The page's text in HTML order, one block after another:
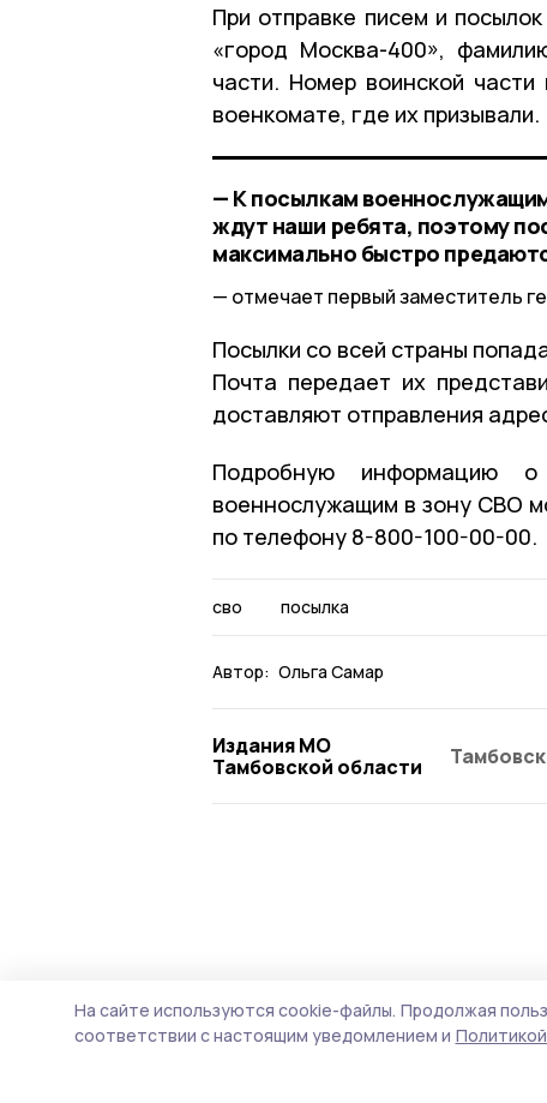
При отправке писем и
«город Москва-400»,
части. Номер воинской
военкомате, где их призывали.
— К посылкам
ждут наши ребята, поэтому
максимально быстро
отмечает первый заместитель
Посылки со всей страны
Почта передает их
доставляют отправления
Подробную информацию о
военнослужащим в зону СВО
по телефону 8-800-100-00-00.
сво посылка
Автор: Ольга Самар
Издания МО
Тамбовской области
На сайте используются cookie-файлы. Продолжая
соответствии с настоящим уведомлением и